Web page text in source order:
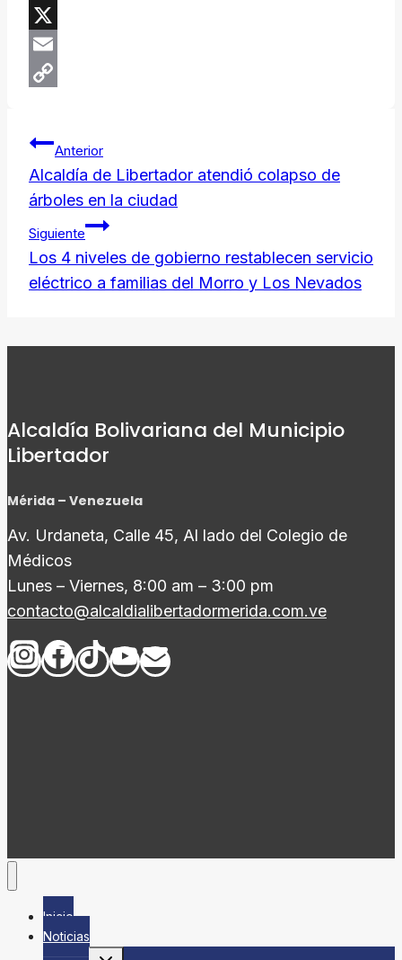
Threads
X
Email
Navegación
de
entradas
Anterior
Alcaldía de Libertador atendió colapso de
árboles en la ciudad
Siguiente
Los 4 niveles de gobierno restablecen servicio
eléctrico a familias del Morro y Los Nevados
Alcaldía Bolivariana del Municipio
Libertador
Mérida – Venezuela
Av. Urdaneta, Calle 45, Al lado del Colegio de
Médicos
Lunes – Viernes, 8:00 am – 3:00 pm
contacto@alcaldialibertadormerida.com.ve
Inicio
Noticias
Alternar